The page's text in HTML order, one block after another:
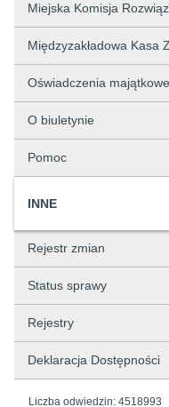
Miejska Komisja
Międzyzakładowa Kasa
Oświadczenia majątkowe
O biuletynie
Pomoc
INNE
Rejestr zmian
Status sprawy
Rejestry
Deklaracja Dostępności
Liczba odwiedzin: 4518993